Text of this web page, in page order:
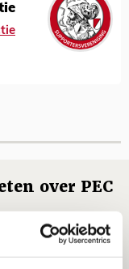
over PEC